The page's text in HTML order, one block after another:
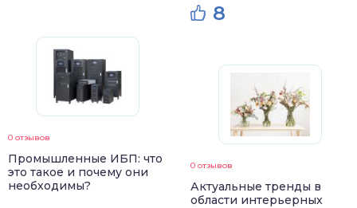
0 отзывов
Промышленные ИБП: что
это такое и почему они
необходимы?
8
0 отзывов
Актуальные тренды в
области интерьерных